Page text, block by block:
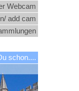
Webcam
add cam
schon....